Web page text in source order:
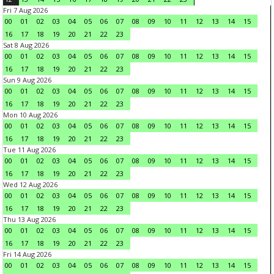
Fri 7 Aug 2026
00
01 02 03 04 05 06 07 08 09 10 11 12 13 14
15
16
17 18 19 20 21 22
23
Sat 8 Aug 2026
00
01 02 03 04 05 06 07 08 09 10 11 12 13 14
15
16
17 18 19 20 21 22
23
Sun 9 Aug 2026
00
01 02 03 04 05 06 07 08 09 10 11 12 13 14
15
16
17 18 19 20 21 22
23
Mon 10 Aug 2026
00
01 02 03 04 05 06 07 08 09 10 11 12 13 14
15
16
17 18 19 20 21 22
23
Tue 11 Aug 2026
00
01 02 03 04 05 06 07 08 09 10 11 12 13 14
15
16
17 18 19 20 21 22
23
Wed 12 Aug 2026
00
01 02 03 04 05 06 07 08 09 10 11 12 13 14
15
16
17 18 19 20 21 22
23
Thu 13 Aug 2026
00
01 02 03 04 05 06 07 08 09 10 11 12 13 14
15
16
17 18 19 20 21 22
23
Fri 14 Aug 2026
00
01 02 03 04 05 06 07 08 09 10 11 12 13 14
15